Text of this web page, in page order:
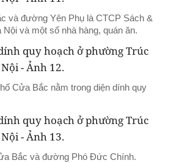
và đường Yên Phụ là CTCP Sách &
và một số nhà hàng, quán ăn.
Cửa Bắc nằm trong diện dính quy
Bắc và đường Phó Đức Chính.